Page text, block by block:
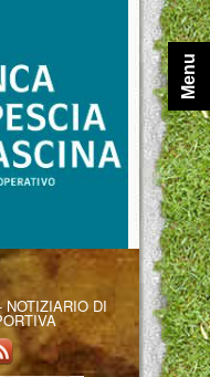
NOTIZIARIO DI
Menu